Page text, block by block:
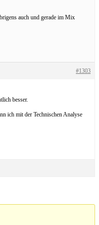
auch und gerade im Mix
#1303
besser.
ich mit der Technischen Analyse